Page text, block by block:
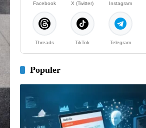
Facebook X (Twitter) Instagram
Threads TikTok Telegram
Populer